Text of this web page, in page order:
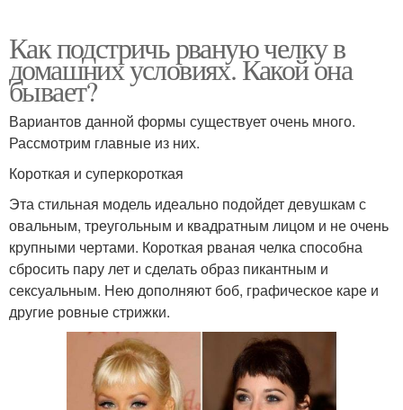
Как подстричь рваную челку в
домашних условиях. Какой она
бывает?
Вариантов данной формы существует очень много.
Рассмотрим главные из них.
Короткая и суперкороткая
Эта стильная модель идеально подойдет девушкам с
овальным, треугольным и квадратным лицом и не очень
крупными чертами. Короткая рваная челка способна
сбросить пару лет и сделать образ пикантным и
сексуальным. Нею дополняют боб, графическое каре и
другие ровные стрижки.